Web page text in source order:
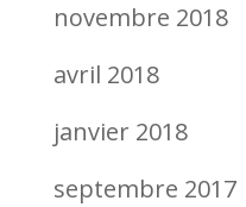
novembre 2018
avril 2018
janvier 2018
septembre 2017